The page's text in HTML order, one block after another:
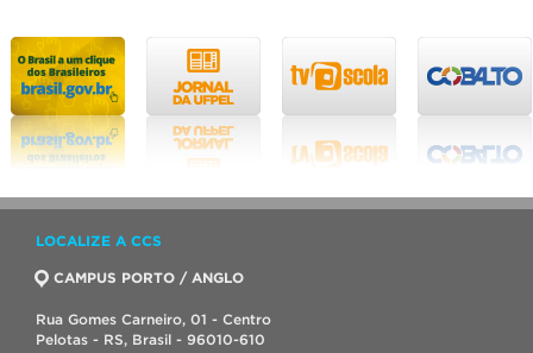
LOCALIZE A CCS
CAMPUS PORTO / ANGLO
Rua Gomes Carneiro, 01 - Centro
Pelotas - RS, Brasil - 96010-610